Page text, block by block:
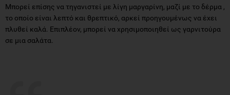
Μπορεί επίσης να τηγανιστεί με λίγη μαργαρίνη, μαζί με το δέρμα ,
το οποίο είναι λεπτό και θρεπτικό, αρκεί προηγουμένως να έχει
πλυθεί καλά. Επιπλέον, μπορεί να χρησιμοποιηθεί ως γαρνιτούρα
σε μια σαλάτα.